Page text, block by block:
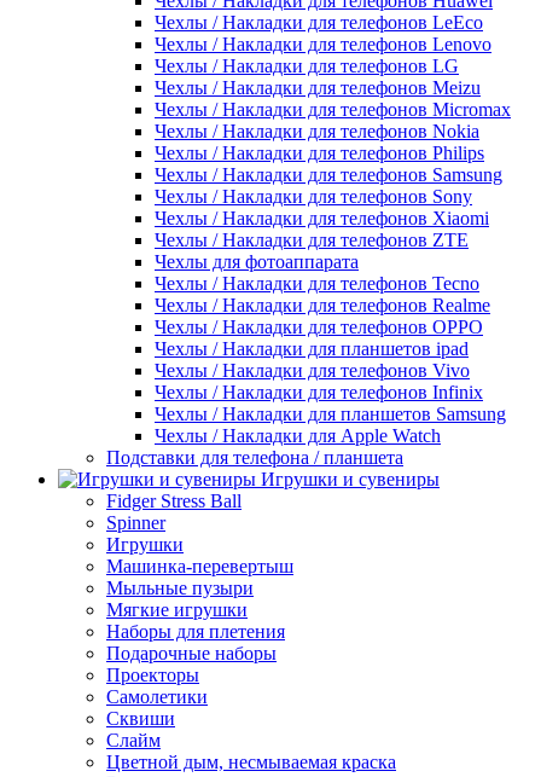
Чехлы / Накладки для телефонов LeEco
Чехлы / Накладки для телефонов Lenovo
Чехлы / Накладки для телефонов LG
Чехлы / Накладки для телефонов Meizu
Чехлы / Накладки для телефонов Micromax
Чехлы / Накладки для телефонов Nokia
Чехлы / Накладки для телефонов Philips
Чехлы / Накладки для телефонов Samsung
Чехлы / Накладки для телефонов Sony
Чехлы / Накладки для телефонов Xiaomi
Чехлы / Накладки для телефонов ZTE
Чехлы для фотоаппарата
Чехлы / Накладки для телефонов Tecno
Чехлы / Накладки для телефонов Realme
Чехлы / Накладки для телефонов OPPO
Чехлы / Накладки для планшетов ipad
Чехлы / Накладки для телефонов Vivo
Чехлы / Накладки для телефонов Infinix
Чехлы / Накладки для планшетов Samsung
Чехлы / Накладки для Apple Watch
Подставки для телефона / планшета
Игрушки и сувениры
Fidger Stress Ball
Spinner
Игрушки
Машинка-перевертыш
Мыльные пузыри
Мягкие игрушки
Наборы для плетения
Подарочные наборы
Проекторы
Самолетики
Сквиши
Слайм
Цветной дым, несмываемая краска